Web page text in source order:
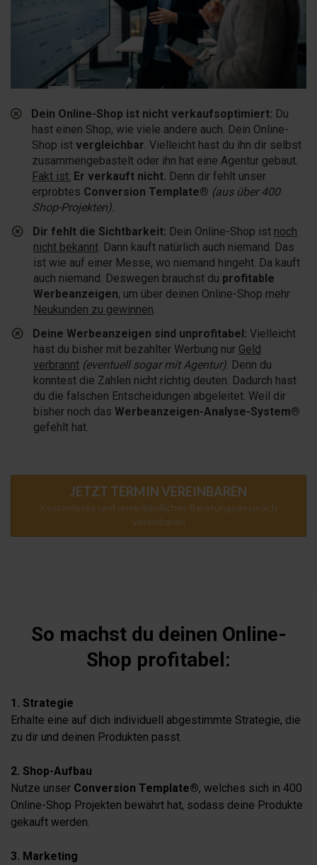
Dein Online-Shop ist nicht verkaufsoptimiert: Du
hast einen Shop, wie viele andere auch. Dein Online-
Shop ist vergleichbar. Vielleicht hast du ihn dir selbst
zusammengebastelt oder ihn hat eine Agentur gebaut.
Fakt ist: Er verkauft nicht. Denn dir fehlt unser
erprobtes Conversion Template® (aus über 400
Shop-Projekten).
Dir fehlt die Sichtbarkeit: Dein Online-Shop ist noch
nicht bekannt. Dann kauft natürlich auch niemand. Das
ist wie auf einer Messe, wo niemand hingeht. Da kauft
auch niemand. Deswegen brauchst du profitable
Werbeanzeigen, um über deinen Online-Shop mehr
Neukunden zu gewinnen.
​Deine Werbeanzeigen sind unprofitabel:Vielleicht
hast du bisher mit bezahlter Werbung nur Geld
verbrannt (eventuell sogar mit Agentur). Denn du
konntest die Zahlen nicht richtig deuten. Dadurch hast
du die falschen Entscheidungen abgeleitet. Weil dir
bisher noch das Werbeanzeigen-Analyse-System®
gefehlt hat.
JETZT TERMIN VEREINBAREN
Kostenloses und unverbindliches Beratungsgespräch
vereinbaren
So machst du deinen Online-
Shop profitabel:
1. Strategie
Erhalte eine auf dich individuell abgestimmte Strategie, die
zu dir und deinen Produkten passt.
2. Shop-Aufbau
Nutze unser Conversion Template®, welches sich in 400
Online-Shop Projekten bewährt hat, sodass deine Produkte
gekauft werden.
3. Marketing